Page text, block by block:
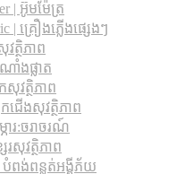
| អ៊ូមម៉ែត្រ
| គ្រឿងភ្លើងផ្សេងៗ
វត្ថិភាព
ាំងផ្លាត
សុវត្ថិភាព
ជើងសុវត្ថិភាព
ារ:ចរាចរណ៍
រសុវត្ថិភាព
បំពង់ពន្លត់អង្គីភ័យ